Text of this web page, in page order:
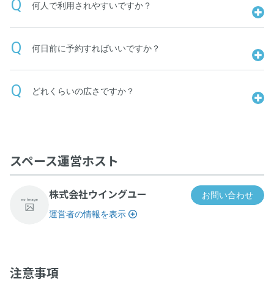
何人で利用されやすいですか？
何日前に予約すればいいですか？
どれくらいの広さですか？
スペース運営ホスト
株式会社ウイングユー
お問い合わせ
運営者の情報を表示
注意事項